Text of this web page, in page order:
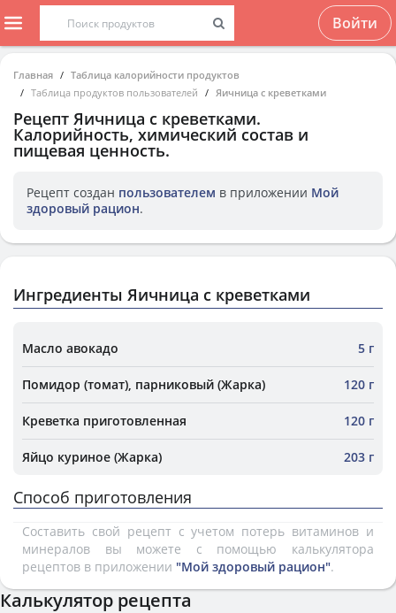
Войти
Главная
Таблица калорийности продуктов
Таблица продуктов пользователей
Яичница с креветками
Рецепт Яичница с креветками.
Калорийность, химический состав и
пищевая ценность.
Рецепт создан пользователем в приложении Мой
здоровый рацион.
Ингредиенты Яичница с креветками
Масло авокадо 5 г
Помидор (томат), парниковый (Жарка) 120 г
Креветка приготовленная 120 г
Яйцо куриное (Жарка) 203 г
Способ приготовления
Составить свой рецепт с учетом потерь витаминов и
минералов вы можете с помощью калькулятора
рецептов в приложении "Мой здоровый рацион".
Калькулятор рецепта